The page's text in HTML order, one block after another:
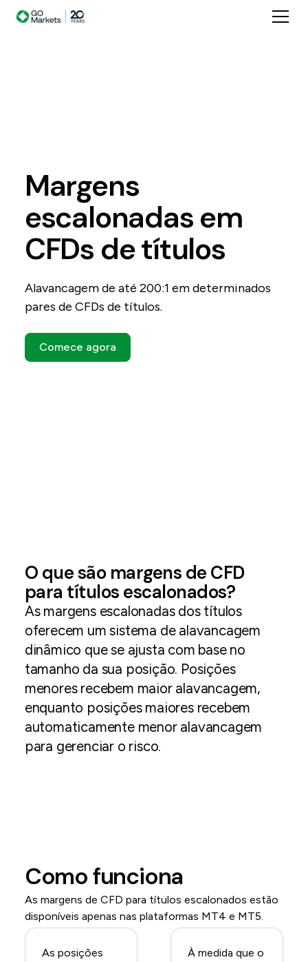
Margens
escalonadas em
CFDs detítulos
Alavancagem de até 200:1 em determinados
pares de CFDs de títulos.
Comece agora
O que são margens de CFD
para títulos escalonados?
As margens escalonadas dos títulos
oferecem um sistema de alavancagem
dinâmico que se ajusta com base no
tamanho da sua posição. Posições
menores recebem maior alavancagem,
enquanto posições maiores recebem
automaticamente menor alavancagem
para gerenciar o risco.
Como funciona
As margens de CFD para títulos escalonados estão
disponíveis apenas nas plataformas MT4 e MT5.
As posições
À medida que o